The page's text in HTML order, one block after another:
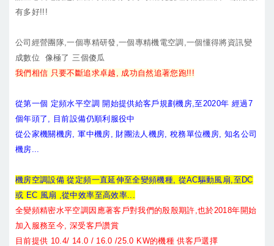
有多好!!!
公司經營團隊,一個專精研發,一個專精機電空調,一個懂得將資訊變
成數位 像極了 三個傻瓜
我們相信 只要不斷追求卓越, 成功自然追著您跑!!!
從第一個 定頻水平空調 開始提供給客戶規劃機房,至2020年 經過7
個年頭了, 目前設備仍順利服役中
從公家機關機房, 軍中機房, 財團法人機房, 稅務單位機房, 知名公司
機房...
機房空調設備 從定頻一直延伸至全變頻機種, 從AC驅動風扇,至DC
或 EC 風扇 ,從中效率至高效率...
全變頻精密水平空調因應著客戶對我們的殷殷期許,也於2018年開始
加入服務至今, 深受客戶讚賞
目前提供 10.4/ 14.0 / 16.0 /25.0 KW的機種 供客戶選擇